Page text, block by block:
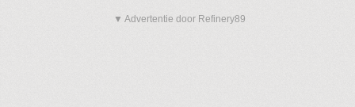
▼ Advertentie door Refinery89